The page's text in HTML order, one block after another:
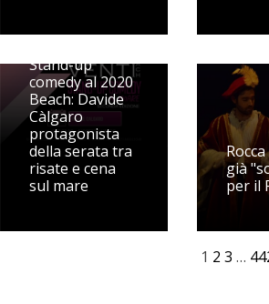
Stand-up
comedy al 2020
Beach: Davide
Càlgaro
protagonista
della serata tra
risate e cena
sul mare
già
per il
1 2 3 …